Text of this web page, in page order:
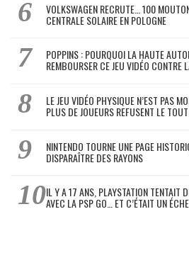
VOLKSWAGEN RECRUTE… 100
CENTRALE SOLAIRE EN POLOGNE
POPPINS : POURQUOI LA HAUTE
REMBOURSER CE JEU VIDÉO CONTRE
LE JEU VIDÉO PHYSIQUE N’EST PAS
PLUS DE JOUEURS REFUSENT LE
NINTENDO TOURNE UNE PAGE
DISPARAÎTRE DES RAYONS
IL Y A 17 ANS, PLAYSTATION TENTAIT
AVEC LA PSP GO… ET C’ÉTAIT UN